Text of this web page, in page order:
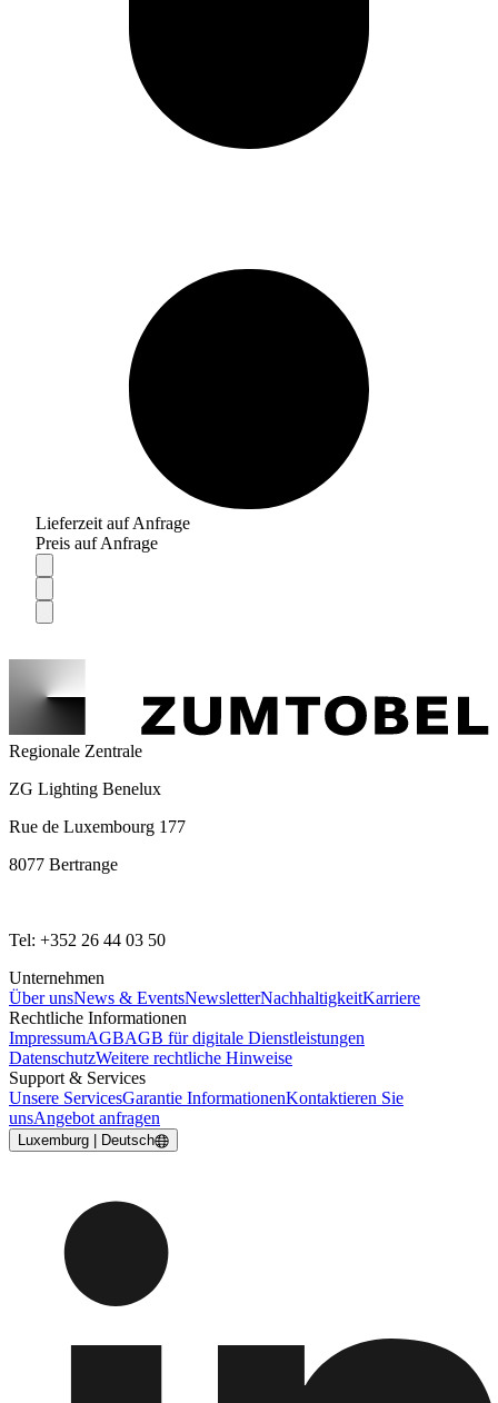
Lieferzeit auf Anfrage
Preis auf Anfrage
Regionale Zentrale
ZG Lighting Benelux
Rue de Luxembourg 177
8077 Bertrange
Tel: +352 26 44 03 50
Unternehmen
Über unsNews & EventsNewsletterNachhaltigkeitKarriere
Rechtliche Informationen
ImpressumAGBAGB für digitale Dienstleistungen
DatenschutzWeitere rechtliche Hinweise
Support & Services
Unsere ServicesGarantie InformationenKontaktieren Sie
unsAngebot anfragen
Luxemburg | Deutsch